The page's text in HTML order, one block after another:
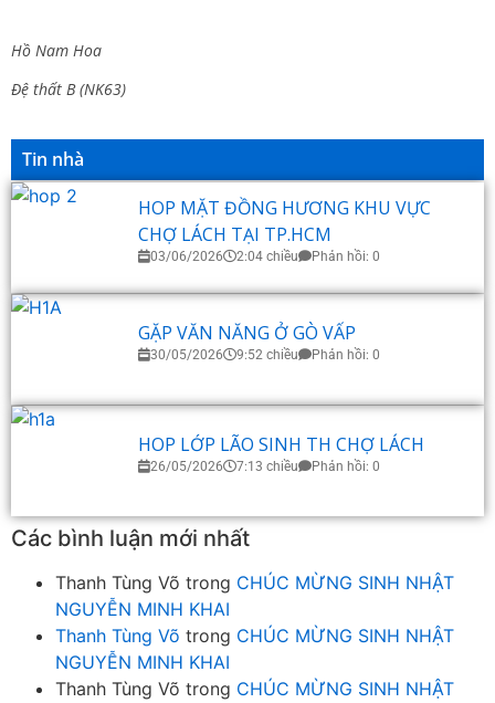
Hồ Nam Hoa
Đệ thất B (NK63)
Tin nhà
HOP MẶT ĐỒNG HƯƠNG KHU VỰC
CHỢ LÁCH TẠI TP.HCM
03/06/2026 2:04 chiều Phản hồi: 0
GẶP VĂN NĂNG Ở GÒ VẤP
30/05/2026 9:52 chiều Phản hồi: 0
HOP LỚP LÃO SINH TH CHỢ LÁCH
26/05/2026 7:13 chiều Phản hồi: 0
Các bình luận mới nhất
Thanh Tùng Võ trong CHÚC MỪNG SINH NHẬT
NGUYỄN MINH KHAI
Thanh Tùng Võ trong CHÚC MỪNG SINH NHẬT
NGUYỄN MINH KHAI
Thanh Tùng Võ trong CHÚC MỪNG SINH NHẬT